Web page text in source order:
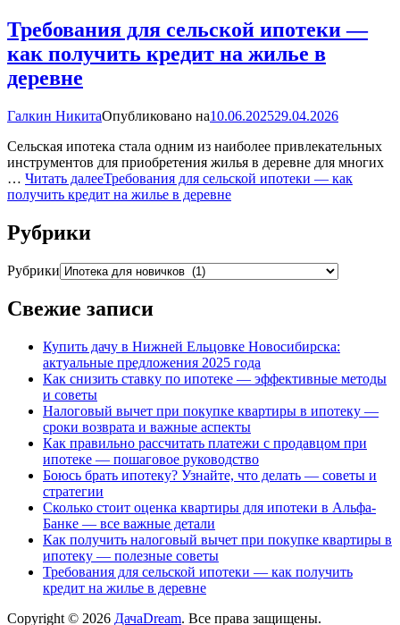
Требования для сельской ипотеки —
как получить кредит на жилье в
деревне
Галкин НикитаОпубликовано на10.06.202529.04.2026
Сельская ипотека стала одним из наиболее привлекательных
инструментов для приобретения жилья в деревне для многих
… Читать далееТребования для сельской ипотеки — как
получить кредит на жилье в деревне
Рубрики
Рубрики
Свежие записи
Купить дачу в Нижней Ельцовке Новосибирска:
актуальные предложения 2025 года
Как снизить ставку по ипотеке — эффективные методы
и советы
Налоговый вычет при покупке квартиры в ипотеку —
сроки возврата и важные аспекты
Как правильно рассчитать платежи с продавцом при
ипотеке — пошаговое руководство
Боюсь брать ипотеку? Узнайте, что делать — советы и
стратегии
Сколько стоит оценка квартиры для ипотеки в Альфа-
Банке — все важные детали
Как получить налоговый вычет при покупке квартиры в
ипотеку — полезные советы
Требования для сельской ипотеки — как получить
кредит на жилье в деревне
Copyright © 2026 ДачаDream. Все права защищены.